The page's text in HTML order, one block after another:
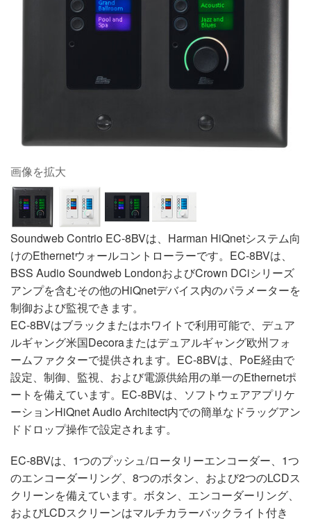
画像を拡大
Soundweb Contrio EC-8BVは、Harman HiQnetシステム向
けのEthernetウォールコントローラーです。EC-8BVは、
BSS Audio Soundweb LondonおよびCrown DCiシリーズ
アンプを含むその他のHiQnetデバイス内のパラメーターを
制御および監視できます。
EC-8BVはブラックまたはホワイトで利用可能で、デュア
ルギャング米国Decoraまたはデュアルギャング欧州フォ
ームファクターで提供されます。EC-8BVは、PoE経由で
設定、制御、監視、および電源供給用の単一のEthernetポ
ートを備えています。EC-8BVは、ソフトウェアアプリケ
ーションHiQnet Audio Architect内での簡単なドラッグアン
ドドロップ操作で設定されます。
EC-8BVは、1つのプッシュ/ロータリーエンコーダー、1つ
のエンコーダーリング、8つのボタン、および2つのLCDス
クリーンを備えています。ボタン、エンコーダーリング、
およびLCDスクリーンはマルチカラーバックライト付き